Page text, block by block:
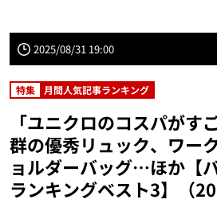
2025/08/31 19:00
特集 月間人気記事ランキング
「ユニクロのコスパがす
群の優秀リュック、ワー
ョルダーバッグ…ほか【
ランキングベスト3】（